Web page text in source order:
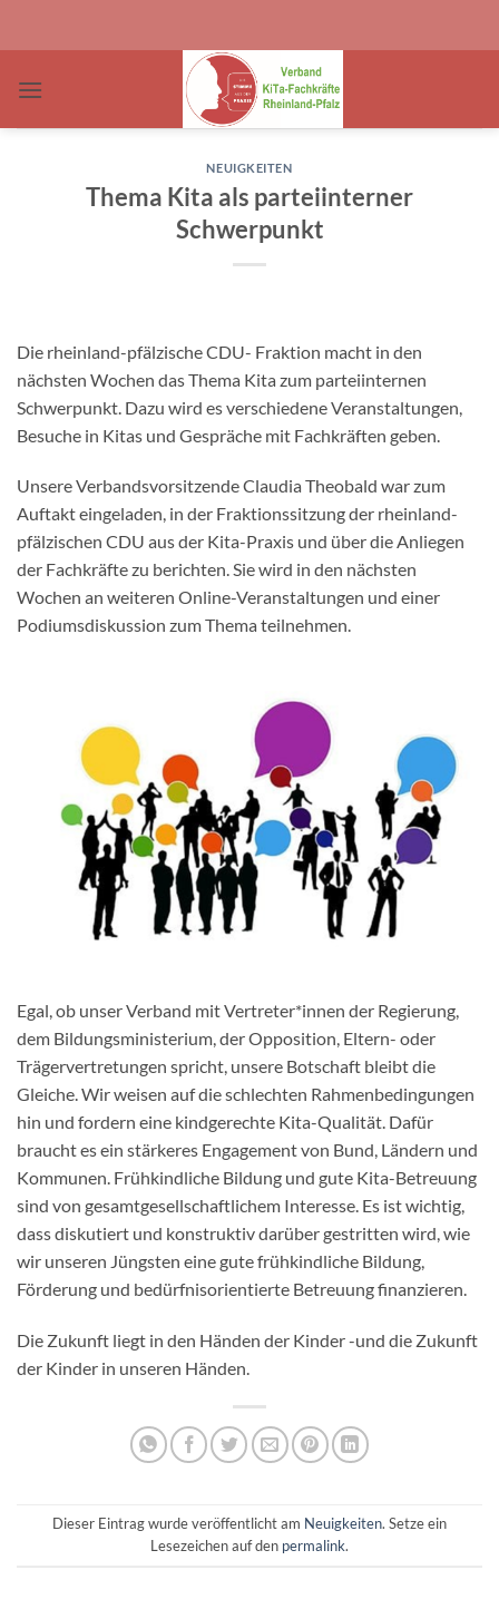
NEUIGKEITEN
Thema Kita als parteiinterner
Schwerpunkt
Die rheinland-pfälzische CDU- Fraktion macht in den
nächsten Wochen das Thema Kita zum parteiinternen
Schwerpunkt. Dazu wird es verschiedene Veranstaltungen,
Besuche in Kitas und Gespräche mit Fachkräften geben.
Unsere Verbandsvorsitzende Claudia Theobald war zum
Auftakt eingeladen, in der Fraktionssitzung der rheinland-
pfälzischen CDU aus der Kita-Praxis und über die Anliegen
der Fachkräfte zu berichten. Sie wird in den nächsten
Wochen an weiteren Online-Veranstaltungen und einer
Podiumsdiskussion zum Thema teilnehmen.
Egal, ob unser Verband mit Vertreter*innen der Regierung,
dem Bildungsministerium, der Opposition, Eltern- oder
Trägervertretungen spricht, unsere Botschaft bleibt die
Gleiche. Wir weisen auf die schlechten Rahmenbedingungen
hin und fordern eine kindgerechte Kita-Qualität. Dafür
braucht es ein stärkeres Engagement von Bund, Ländern und
Kommunen. Frühkindliche Bildung und gute Kita-Betreuung
sind von gesamtgesellschaftlichem Interesse. Es ist wichtig,
dass diskutiert und konstruktiv darüber gestritten wird, wie
wir unseren Jüngsten eine gute frühkindliche Bildung,
Förderung und bedürfnisorientierte Betreuung finanzieren.
Die Zukunft liegt in den Händen der Kinder -und die Zukunft
der Kinder in unseren Händen.
Dieser Eintrag wurde veröffentlicht am Neuigkeiten. Setze ein
Lesezeichen auf den permalink.